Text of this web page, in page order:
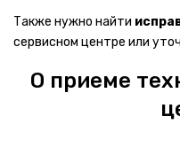
Очки виртуальной
Также нужно найти
сервисном центре или
О приеме